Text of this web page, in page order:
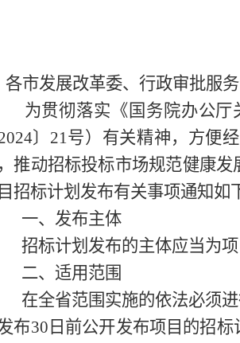
各市发展改革委、行政审批服
为贯彻落实《国务院办公厅
2024〕21号）有关精神，方
推动招标投标市场规范健康
招标计划发布有关事项通知如
一、发布主体
招标计划发布的主体应当为
二、适用范围
在全省范围实施的依法必须
布30日前公开发布项目的招